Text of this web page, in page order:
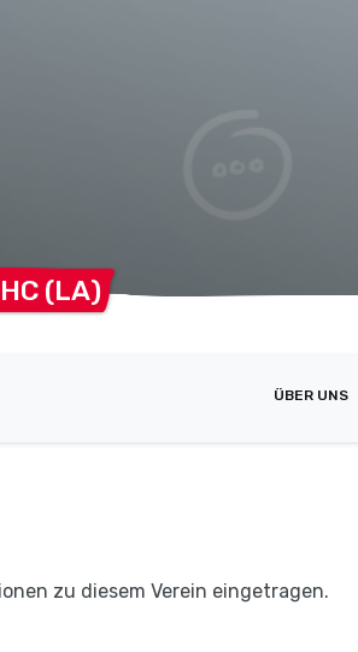
(LA)
ÜBER UNS
zu diesem Verein eingetragen.